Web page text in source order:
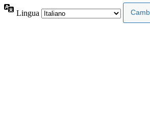
Lingua